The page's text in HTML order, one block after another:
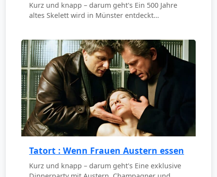
Kurz und knapp – darum geht's Ein 500 Jahre
altes Skelett wird in Münster entdeckt…
Tatort : Wenn Frauen Austern essen
Kurz und knapp – darum geht's Eine exklusive